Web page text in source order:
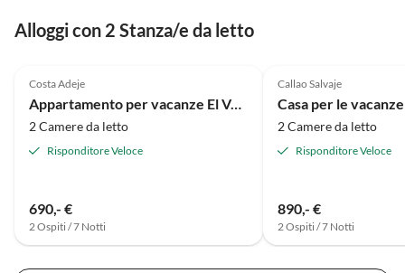
unseren Aufenthalt einfach nur genossen! Frau
machen, gerne tun. Ein riesiges Dankeschön!!!
Alloggi con 2 Stanza/e da letto
Costa Adeje
Appartamento per vacanze El Volcano
2 Camere da letto
Risponditore Veloce
690,- €
2 Ospiti / 7 Notti
Callao Salvaje
2 Camere da letto
Risponditore Veloce
890,- €
2 Ospiti / 7 Notti